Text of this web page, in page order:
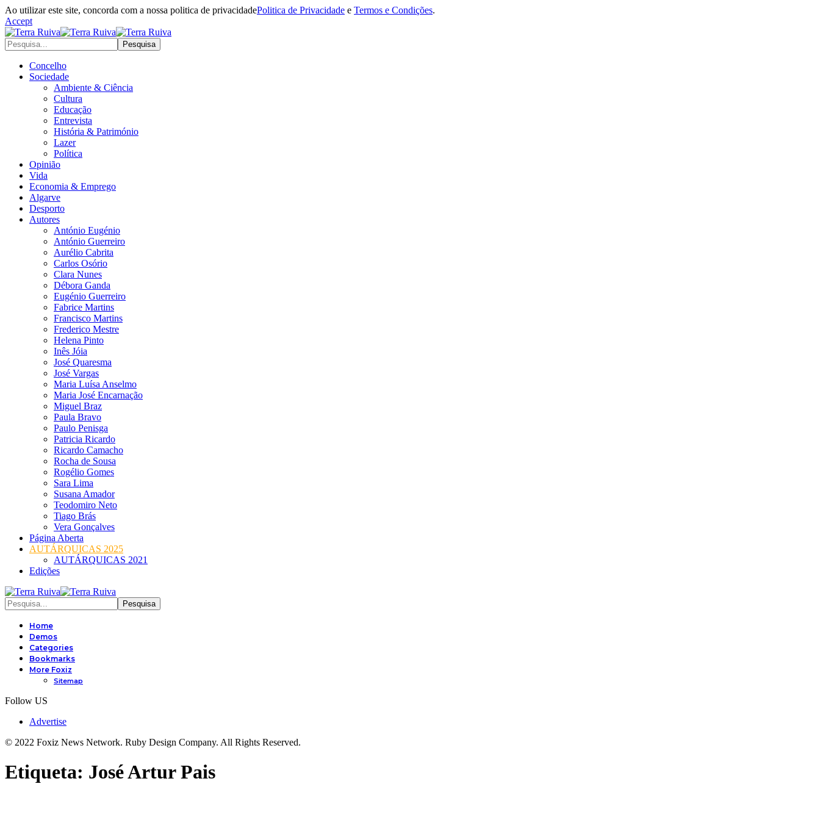
Ao utilizar este site, concorda com a nossa politica de privacidadePolitica de Privacidade e Termos e Condições.
Accept
Concelho
Sociedade
Ambiente & Ciência
Cultura
Educação
Entrevista
História & Património
Lazer
Política
Opinião
Vida
Economia & Emprego
Algarve
Desporto
Autores
António Eugénio
António Guerreiro
Aurélio Cabrita
Carlos Osório
Clara Nunes
Débora Ganda
Eugénio Guerreiro
Fabrice Martins
Francisco Martins
Frederico Mestre
Helena Pinto
Inês Jóia
José Quaresma
José Vargas
Maria Luísa Anselmo
Maria José Encarnação
Miguel Braz
Paula Bravo
Paulo Penisga
Patricia Ricardo
Ricardo Camacho
Rocha de Sousa
Rogélio Gomes
Sara Lima
Susana Amador
Teodomiro Neto
Tiago Brás
Vera Gonçalves
Página Aberta
AUTÁRQUICAS 2025
AUTÁRQUICAS 2021
Edições
Home
Demos
Categories
Bookmarks
More Foxiz
Sitemap
Follow US
Advertise
© 2022 Foxiz News Network. Ruby Design Company. All Rights Reserved.
Etiqueta: José Artur Pais